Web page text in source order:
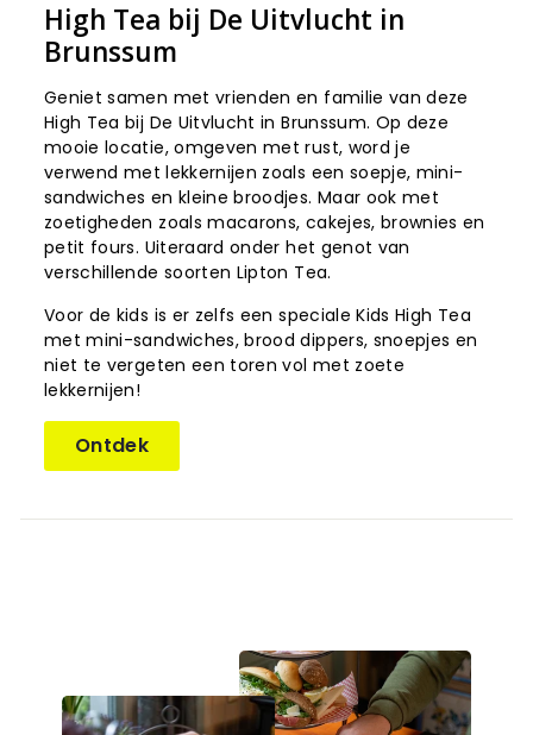
High Tea bij De Uitvlucht in
Brunssum
Geniet samen met vrienden en familie van deze
High Tea bij De Uitvlucht in Brunssum. Op deze
mooie locatie, omgeven met rust, word je
verwend met lekkernijen zoals een soepje, mini-
sandwiches en kleine broodjes. Maar ook met
zoetigheden zoals macarons, cakejes, brownies en
petit fours. Uiteraard onder het genot van
verschillende soorten Lipton Tea.
Voor de kids is er zelfs een speciale Kids High Tea
met mini-sandwiches, brood dippers, snoepjes en
niet te vergeten een toren vol met zoete
lekkernijen!
Ontdek